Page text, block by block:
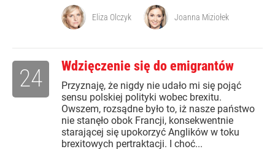
Eliza Olczyk Joanna Miziołek
Wdzięczenie się do emigrantów
Przyznaję, że nigdy nie udało mi się pojąć
sensu polskiej polityki wobec brexitu.
Owszem, rozsądne było to, iż nasze państwo
nie stanęło obok Francji, konsekwentnie
starającej się upokorzyć Anglików w toku
brexitowych pertraktacji. I choć...
24